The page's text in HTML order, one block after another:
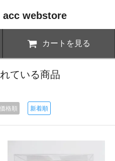
webstore
カートを見る
ている商品
価格順 新着順